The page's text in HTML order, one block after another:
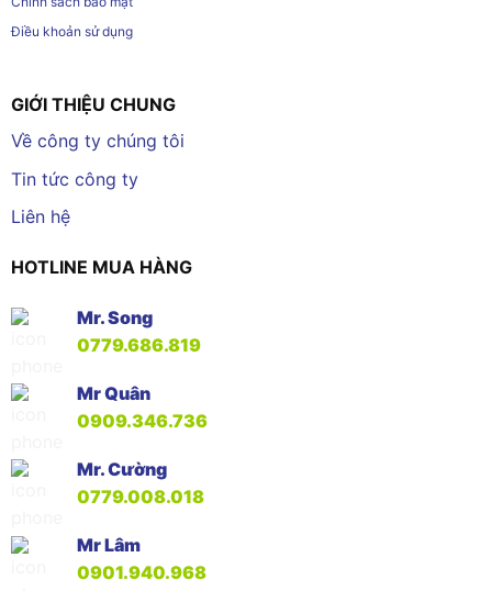
Điều khoản sử dụng
GIỚI THIỆU CHUNG
Về công ty chúng tôi
Tin tức công ty
Liên hệ
HOTLINE MUA HÀNG
Mr. Song
0779.686.819
Mr Quân
0909.346.736
Mr. Cường
0779.008.018
Mr Lâm
0901.940.968